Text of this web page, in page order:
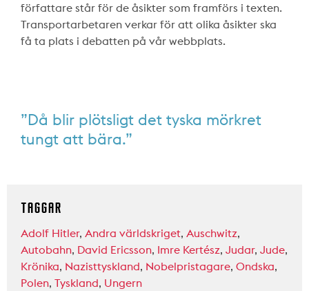
författare står för de åsikter som framförs i texten.
Transportarbetaren verkar för att olika åsikter ska
få ta plats i debatten på vår webbplats.
”Då blir plötsligt det tyska mörkret
tungt att bära.”
TAGGAR
Adolf Hitler, Andra världskriget, Auschwitz,
Autobahn, David Ericsson, Imre Kertész, Judar, Jude,
Krönika, Nazisttyskland, Nobelpristagare, Ondska,
Polen, Tyskland, Ungern